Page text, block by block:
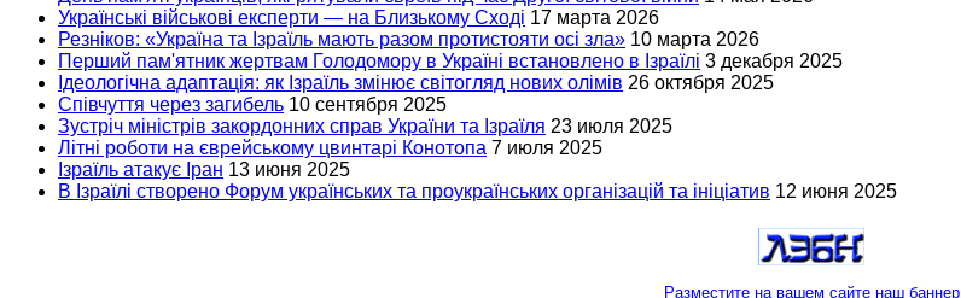
Українські військові експерти — на Близькому Сході 17 марта 2026
Резніков: «Україна та Ізраїль мають разом протистояти осі зла» 10 марта 2026
Перший пам'ятник жертвам Голодомору в Україні встановлено в Ізраїлі 3 декабря 2025
Ідеологічна адаптація: як Ізраїль змінює світогляд нових олімів 26 октября 2025
Співчуття через загибель 10 сентября 2025
Зустріч міністрів закордонних справ України та Ізраїля 23 июля 2025
Літні роботи на єврейському цвинтарі Конотопа 7 июля 2025
Ізраїль атакує Іран 13 июня 2025
В Ізраїлі створено Форум українських та проукраїнських організацій та ініціатив 12 июня 2025
Разместите на вашем сайте наш баннер